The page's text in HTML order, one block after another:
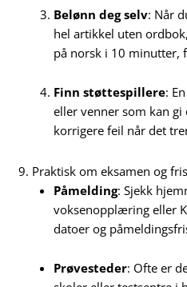
Belønn deg selv: Når
hel artikkel uten
på norsk i 10 minutter,
Finn støttespillere:
eller venner som kan
korrigere feil når det
9. Praktisk om eksamen og
Påmelding: Sjekk
voksenopplæring eller
datoer og
Prøvesteder: Ofte er